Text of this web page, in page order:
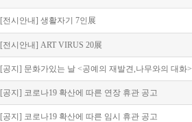
[전시안내] 생활자기 7인展
[전시안내] ART VIRUS 20展
[공지] 문화가있는 날 <공예의 재발견,나무와의 대화>
[공지] 코로나19 확산에 따른 연장 휴관 공고
[공지] 코로나19 확산에 따른 임시 휴관 공고